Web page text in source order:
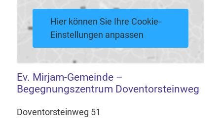
Hier können Sie Ihre Cookie-
Einstellungen anpassen
Ev. Mirjam-Gemeinde –
Begegnungszentrum Doventorsteinweg
Doventorsteinweg 51